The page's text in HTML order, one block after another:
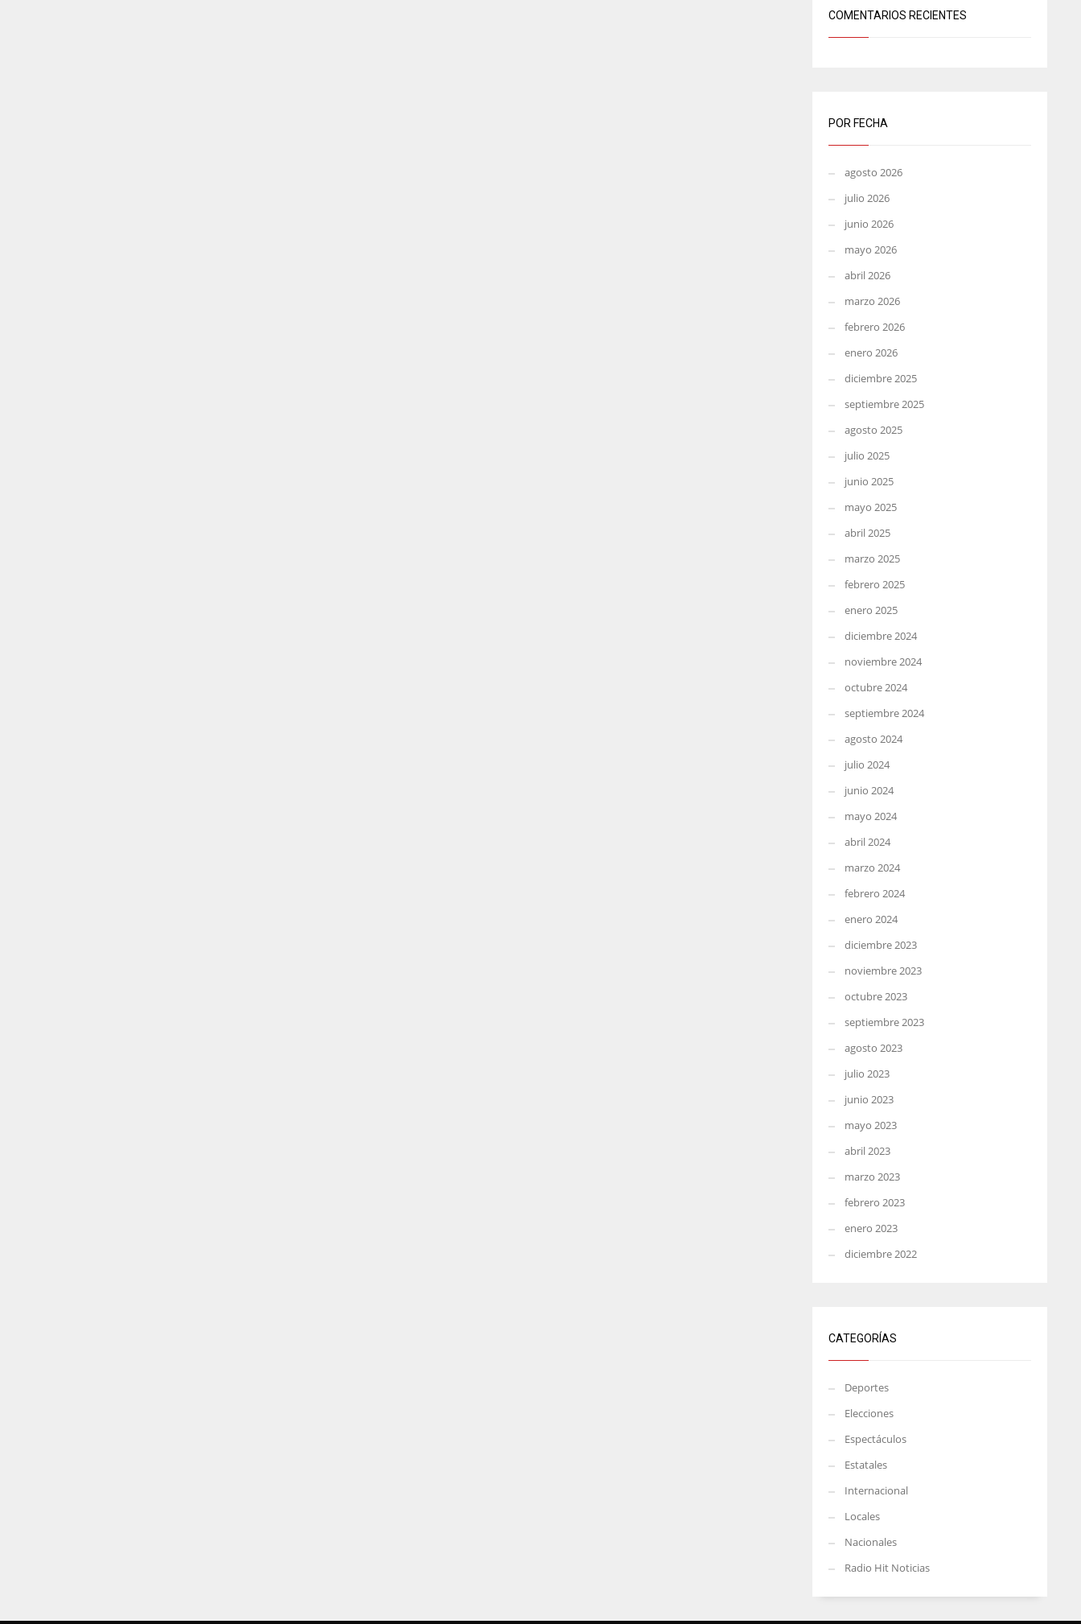
COMENTARIOS RECIENTES
POR FECHA
agosto 2026
julio 2026
junio 2026
mayo 2026
abril 2026
marzo 2026
febrero 2026
enero 2026
diciembre 2025
septiembre 2025
agosto 2025
julio 2025
junio 2025
mayo 2025
abril 2025
marzo 2025
febrero 2025
enero 2025
diciembre 2024
noviembre 2024
octubre 2024
septiembre 2024
agosto 2024
julio 2024
junio 2024
mayo 2024
abril 2024
marzo 2024
febrero 2024
enero 2024
diciembre 2023
noviembre 2023
octubre 2023
septiembre 2023
agosto 2023
julio 2023
junio 2023
mayo 2023
abril 2023
marzo 2023
febrero 2023
enero 2023
diciembre 2022
CATEGORÍAS
Deportes
Elecciones
Espectáculos
Estatales
Internacional
Locales
Nacionales
Radio Hit Noticias